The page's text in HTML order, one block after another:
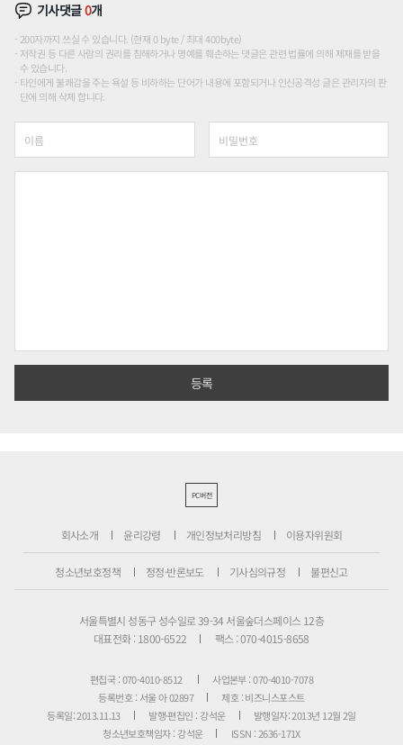
기사댓글0개
200자까지 쓰실 수 있습니다. (현재 0 byte / 최대 400byte)
저작권 등 다른 사람의 권리를 침해하거나 명예를 훼손하는 댓글은 관련 법률에 의해 제재를 받을
수 있습니다.
타인에게 불쾌감을 주는 욕설 등 비하하는 단어가 내용에 포함되거나 인신공격성 글은 관리자의 판
단에 의해 삭제 합니다.
PC버전
회사소개 윤리강령 개인정보처리방침 이용자위원회
청소년보호정책 정정·반론보도 기사심의규정 불편신고
서울특별시 성동구 성수일로 39-34 서울숲더스페이스 12층
대표전화 : 1800-6522
팩스 : 070-4015-8658
편집국 : 070-4010-8512
사업본부 : 070-4010-7078
등록번호 : 서울 아 02897
제호 : 비즈니스포스트
등록일: 2013.11.13
발행·편집인 : 강석운
발행일자: 2013년 12월 2일
청소년보호책임자 : 강석운
ISSN : 2636-171X